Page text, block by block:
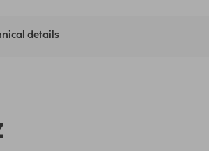
details